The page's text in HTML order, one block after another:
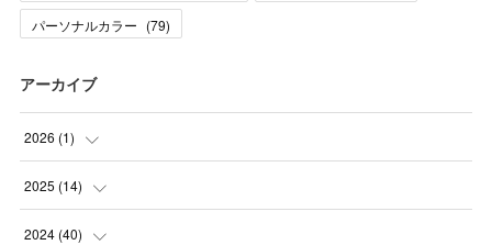
パーソナルカラー (79)
アーカイブ
2026 (1)
(1
2025 (14)
(10 )
2024 (40)